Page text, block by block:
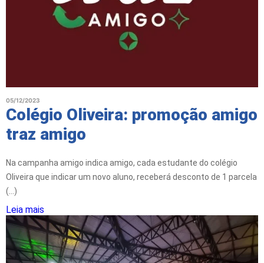
05/12/2023
Colégio Oliveira: promoção amigo
traz amigo
Na campanha amigo indica amigo, cada estudante do colégio
Oliveira que indicar um novo aluno, receberá desconto de 1 parcela
(...)
Leia mais